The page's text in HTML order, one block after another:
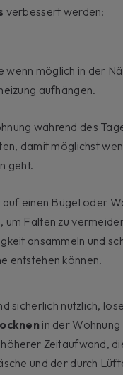
verbessert werden:
wenn möglich in der
aufhängen.
während des
damit möglichst
geht.
einen Bügel oder
um Falten zu
ansammeln und
entstehen können.
sicherlich nützlich,
in der
Zeitaufwand,
und der durch